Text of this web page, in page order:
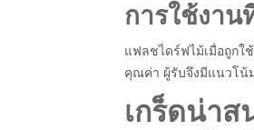
การใช้งาน
แฟลชไดร์ฟไม้เมื่อถูกใ
คุณค่า ผู้รับจึงมีแนวโน้
เกร็ดน่าส